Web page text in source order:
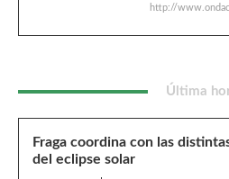
http://
Última
Fraga coordina con las
del eclipse solar